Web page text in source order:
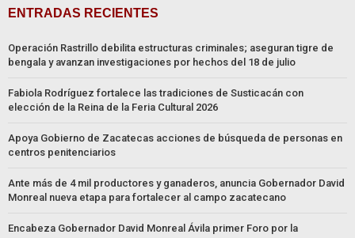
ENTRADAS RECIENTES
Operación Rastrillo debilita estructuras criminales; aseguran tigre de
bengala y avanzan investigaciones por hechos del 18 de julio
Fabiola Rodríguez fortalece las tradiciones de Susticacán con
elección de la Reina de la Feria Cultural 2026
Apoya Gobierno de Zacatecas acciones de búsqueda de personas en
centros penitenciarios
Ante más de 4 mil productores y ganaderos, anuncia Gobernador David
Monreal nueva etapa para fortalecer al campo zacatecano
Encabeza Gobernador David Monreal Ávila primer Foro por la